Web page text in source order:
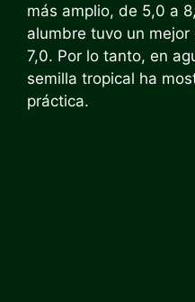
más amplio, de 5,0 a
alumbre tuvo un
7,0. Por lo tanto, en
semilla tropical ha
práctica.